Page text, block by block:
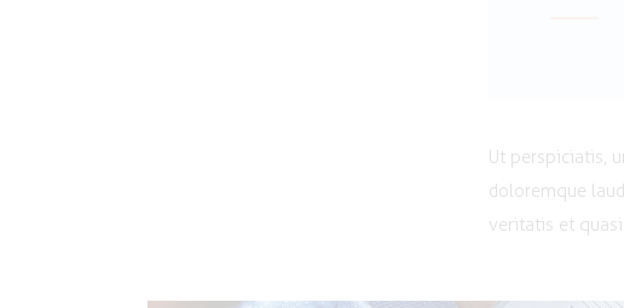
Ut perspiciatis,
doloremque
veritatis et